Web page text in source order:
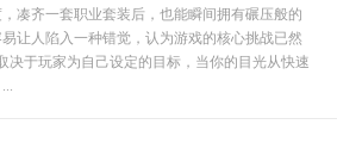
凑齐一套职业套装后，也能瞬间拥有碾压般的
让人陷入一种错觉，认为游戏的核心挑战已然
于玩家为自己设定的目标，当你的目光从快速